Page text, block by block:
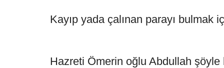
Kayıp yada çalınan parayı bulmak
Hazreti Ömerin oğlu Abdullah şöyle